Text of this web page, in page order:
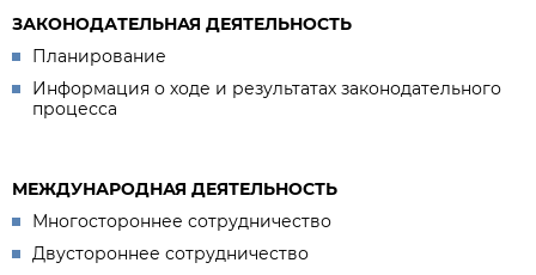
ЗАКОНОДАТЕЛЬНАЯ ДЕЯТЕЛЬНОСТЬ
Планирование
Информация о ходе и результатах законодательного
процесса
МЕЖДУНАРОДНАЯ ДЕЯТЕЛЬНОСТЬ
Многостороннее сотрудничество
Двустороннее сотрудничество